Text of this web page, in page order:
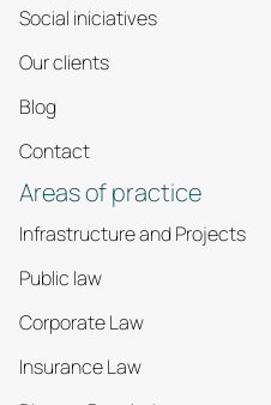
Social iniciatives
Our clients
Blog
Contact
Areas of practice
Infrastructure and Projects
Public law
Corporate Law
Insurance Law